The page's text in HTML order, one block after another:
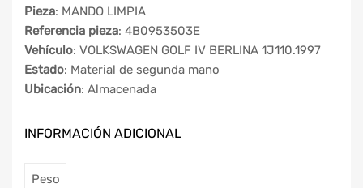
Pieza: MANDO LIMPIA
Referencia pieza: 4B0953503E
Vehículo: VOLKSWAGEN GOLF IV BERLINA 1J110.1997
Estado: Material de segunda mano
Ubicación: Almacenada
INFORMACIÓN ADICIONAL
Peso